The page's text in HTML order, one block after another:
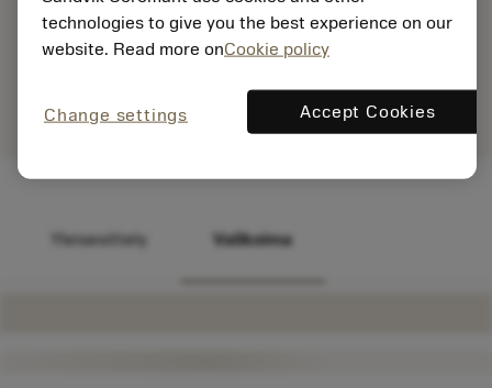
Yleisesittely Valikoima
technologies to give you the best experience on our
website. Read more onCookie policy
Change settings Accept Cookies